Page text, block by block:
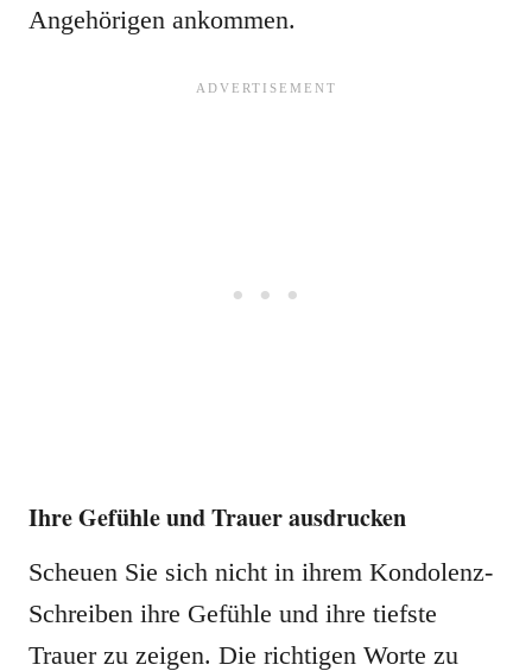
Angehörigen ankommen.
Ihre Gefühle und Trauer ausdrucken
Scheuen Sie sich nicht in ihrem Kondolenz-
Schreiben ihre Gefühle und ihre tiefste
Trauer zu zeigen. Die richtigen Worte zu